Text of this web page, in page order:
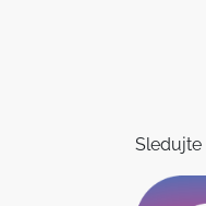
Sledujte